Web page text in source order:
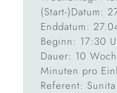
(Start-)Datum:
Enddatum:
Beginn: 17:30
Dauer: 10
Minuten pro
Referent: